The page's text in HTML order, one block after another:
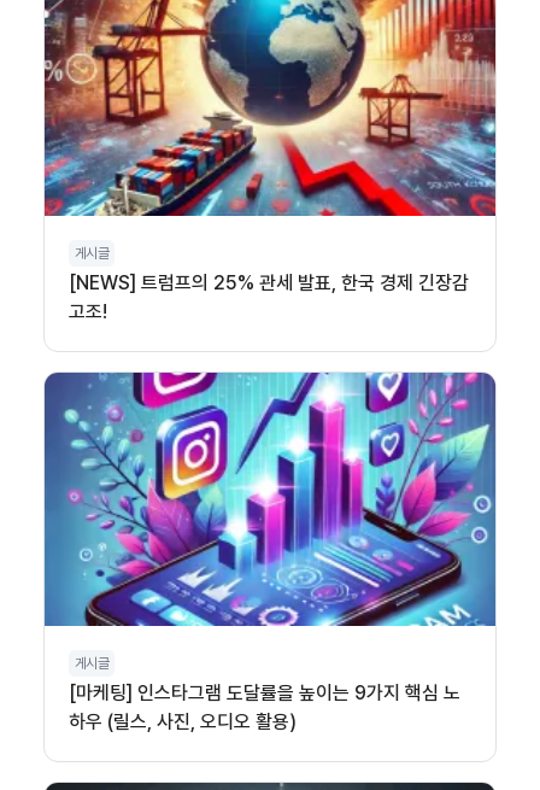
게시글
[NEWS] 트럼프의 25% 관세 발표, 한국 경제 긴장감
고조!
게시글
[마케팅] 인스타그램 도달률을 높이는 9가지 핵심 노
하우 (릴스, 사진, 오디오 활용)